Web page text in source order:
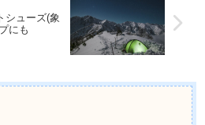
シューズ(象
にも